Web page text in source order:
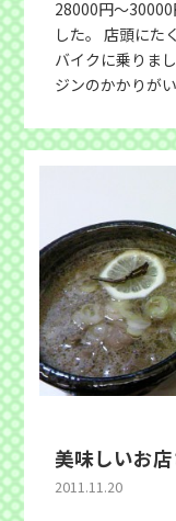
28000円〜
した。 店頭にた
バイクに乗り
ジンのかかりが
美味しいお
2011.11.20